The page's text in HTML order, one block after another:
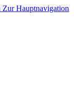
Zur Hauptnavigation